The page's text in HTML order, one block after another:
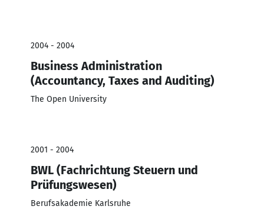
2004 - 2004
Business Administration
(Accountancy, Taxes and Auditing)
The Open University
2001 - 2004
BWL (Fachrichtung Steuern und
Prüfungswesen)
Berufsakademie Karlsruhe